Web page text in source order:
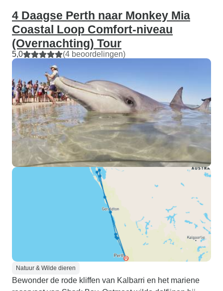
4 Daagse Perth naar Monkey Mia
Coastal Loop Comfort-niveau
(Overnachting) Tour
5,0 (4 beoordelingen)
Natuur & Wilde dieren
Bewonder de rode kliffen van Kalbarri en het mariene